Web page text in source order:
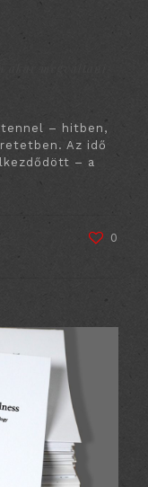
– hitben,
Az idő
– a
0